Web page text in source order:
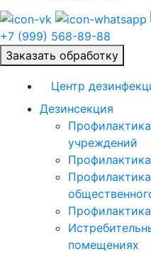
+7 (999) 568-89-88
Заказать обработку
Центр
Дезинсекция
учреждений
помещениях